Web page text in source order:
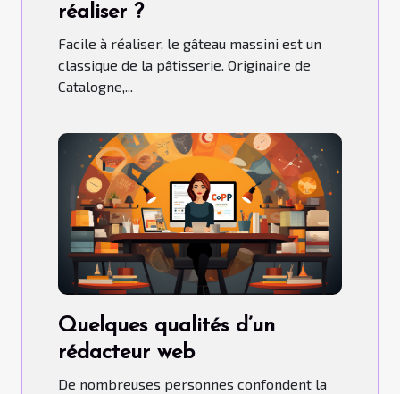
réaliser ?
Facile à réaliser, le gâteau massini est un
classique de la pâtisserie. Originaire de
Catalogne,...
Quelques qualités d’un
rédacteur web
De nombreuses personnes confondent la